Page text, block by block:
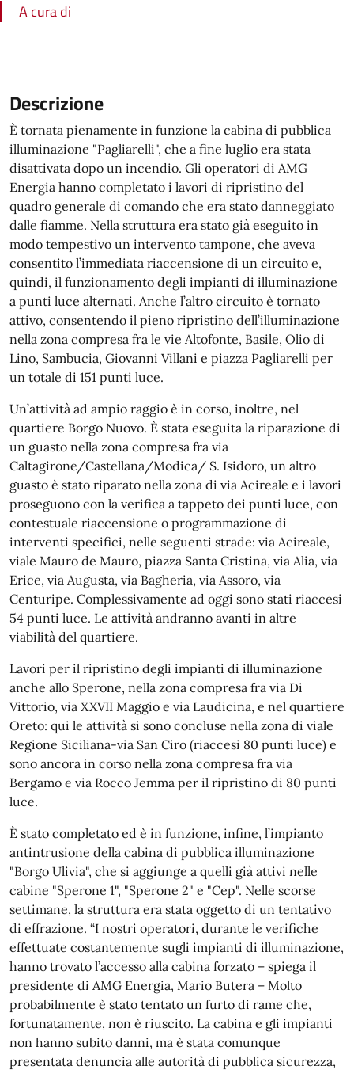
A cura di
Descrizione
È tornata pienamente in funzione la cabina di pubblica
illuminazione "Pagliarelli", che a fine luglio era stata
disattivata dopo un incendio. Gli operatori di AMG
Energia hanno completato i lavori di ripristino del
quadro generale di comando che era stato danneggiato
dalle fiamme. Nella struttura era stato già eseguito in
modo tempestivo un intervento tampone, che aveva
consentito l’immediata riaccensione di un circuito e,
quindi, il funzionamento degli impianti di illuminazione
a punti luce alternati. Anche l’altro circuito è tornato
attivo, consentendo il pieno ripristino dell’illuminazione
nella zona compresa fra le vie Altofonte, Basile, Olio di
Lino, Sambucia, Giovanni Villani e piazza Pagliarelli per
un totale di 151 punti luce.
Un’attività ad ampio raggio è in corso, inoltre, nel
quartiere Borgo Nuovo. È stata eseguita la riparazione di
un guasto nella zona compresa fra via
Caltagirone/Castellana/Modica/ S. Isidoro, un altro
guasto è stato riparato nella zona di via Acireale e i lavori
proseguono con la verifica a tappeto dei punti luce, con
contestuale riaccensione o programmazione di
interventi specifici, nelle seguenti strade: via Acireale,
viale Mauro de Mauro, piazza Santa Cristina, via Alia, via
Erice, via Augusta, via Bagheria, via Assoro, via
Centuripe. Complessivamente ad oggi sono stati riaccesi
54 punti luce. Le attività andranno avanti in altre
viabilità del quartiere.
Lavori per il ripristino degli impianti di illuminazione
anche allo Sperone, nella zona compresa fra via Di
Vittorio, via XXVII Maggio e via Laudicina, e nel quartiere
Oreto: qui le attività si sono concluse nella zona di viale
Regione Siciliana-via San Ciro (riaccesi 80 punti luce) e
sono ancora in corso nella zona compresa fra via
Bergamo e via Rocco Jemma per il ripristino di 80 punti
luce.
È stato completato ed è in funzione, infine, l’impianto
antintrusione della cabina di pubblica illuminazione
"Borgo Ulivia", che si aggiunge a quelli già attivi nelle
cabine "Sperone 1", "Sperone 2" e "Cep". Nelle scorse
settimane, la struttura era stata oggetto di un tentativo
di effrazione. “I nostri operatori, durante le verifiche
effettuate costantemente sugli impianti di illuminazione,
hanno trovato l’accesso alla cabina forzato – spiega il
presidente di AMG Energia, Mario Butera – Molto
probabilmente è stato tentato un furto di rame che,
fortunatamente, non è riuscito. La cabina e gli impianti
non hanno subito danni, ma è stata comunque
presentata denuncia alle autorità di pubblica sicurezza,